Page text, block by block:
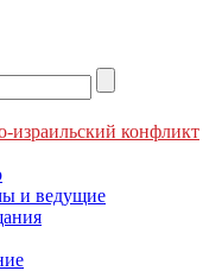
израильский конфликт
и ведущие